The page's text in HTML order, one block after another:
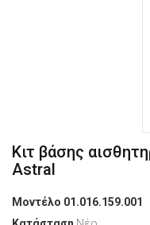
Κιτ βάσης
Astral
Μοντέλο 01.016.159.001